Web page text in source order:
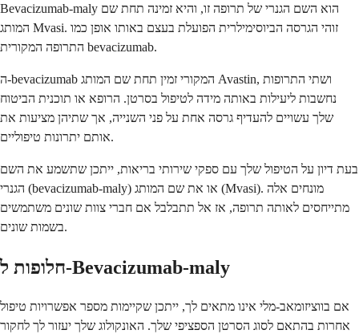
Bevacizumab-maly הוא השם הגנרי של תרופה זו, והיא זמינה תחת שם
המותג Mvasi. זוהי הגרסה הביוסימילרית הפועלת בעצם באותו אופן כמו
התרופה המקורית bevacizumab.
ה-bevacizumab המקורי זמין תחת שם המותג Avastin, ושתי התרופות
נחשבות ליעילות באותה מידה לטיפול בסרטן. הרופא או תוכנית הביטוח
שלך עשויים להעדיף גרסה אחת על פני השנייה, אך שתיהן מציעות את
אותם יתרונות טיפוליים.
בעת דיון על הטיפול שלך עם ספקי שירותי בריאות, ייתכן שתשמע את השם
הגנרי (bevacizumab-maly) או את שם המותג (Mvasi). מונחים אלה
מתייחסים לאותה תרופה, אז אל תתבלבל אם חברי צוות שונים משתמשים
בשמות שונים.
חלופות ל-Bevacizumab-maly
אם בווציזומאב-מלי אינו מתאים לך, ייתכן שקיימות מספר אפשרויות טיפול
אחרות בהתאם לסוג הסרטן הספציפי שלך. האונקולוג שלך יעזור לך לחקור